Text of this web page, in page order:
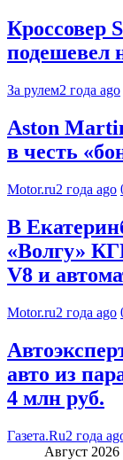
Кроссовер
подешевел
За рулем2 года ago
Aston
в честь
Motor.ru2 года ago
В
«Волгу»
V8 и
Motor.ru2 года ago
авто из
4 млн руб.
Газета.Ru2 года
Август 2026